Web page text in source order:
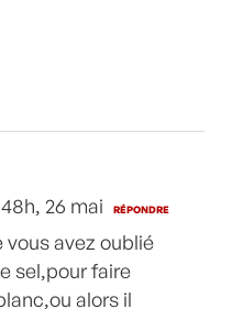
26 mai RÉPONDRE
vous avez oublié
sel,pour faire
alors il